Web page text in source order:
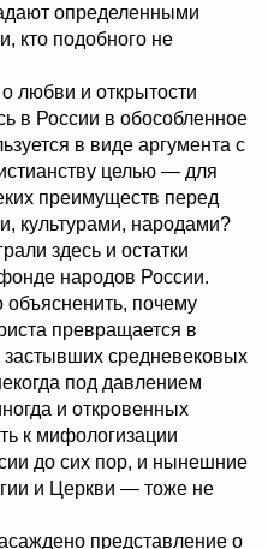
определенными
кто подобного не
любви и открытости
в России в обособленное
в виде аргумента с
целью — для
преимуществ перед
культурами, народами?
здесь и остатки
народов России.
почему
превращается в
средневековых
под давлением
и откровенных
к мифологизации
до сих пор, и нынешние
и Церкви — тоже не
представление о